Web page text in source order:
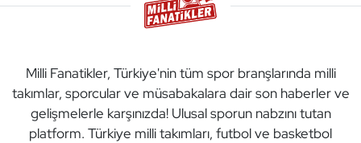
Milli Fanatikler, Türkiye'nin tüm spor branşlarında milli
takımlar, sporcular ve müsabakalara dair son haberler ve
gelişmelerle karşınızda! Ulusal sporun nabzını tutan
platform. Türkiye milli takımları, futbol ve basketbol